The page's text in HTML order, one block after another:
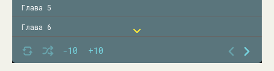
-10 +10
Глава 5
Глава 6
Глава 7
Глава 8